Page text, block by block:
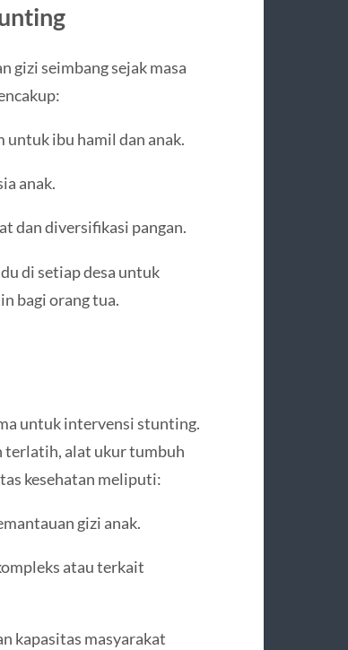
gizi seimbang sejak masa
ibu hamil dan anak.
anak.
dan diversifikasi pangan.
di setiap desa untuk
bagi orang tua.
untuk intervensi stunting.
terlatih, alat ukur tumbuh
kesehatan meliputi:
gizi anak.
atau terkait
kapasitas masyarakat